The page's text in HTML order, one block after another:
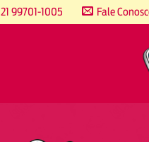
21 99701-1005 Fale